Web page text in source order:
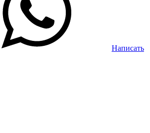
Написать